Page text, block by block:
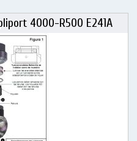
4000-R500 E241A